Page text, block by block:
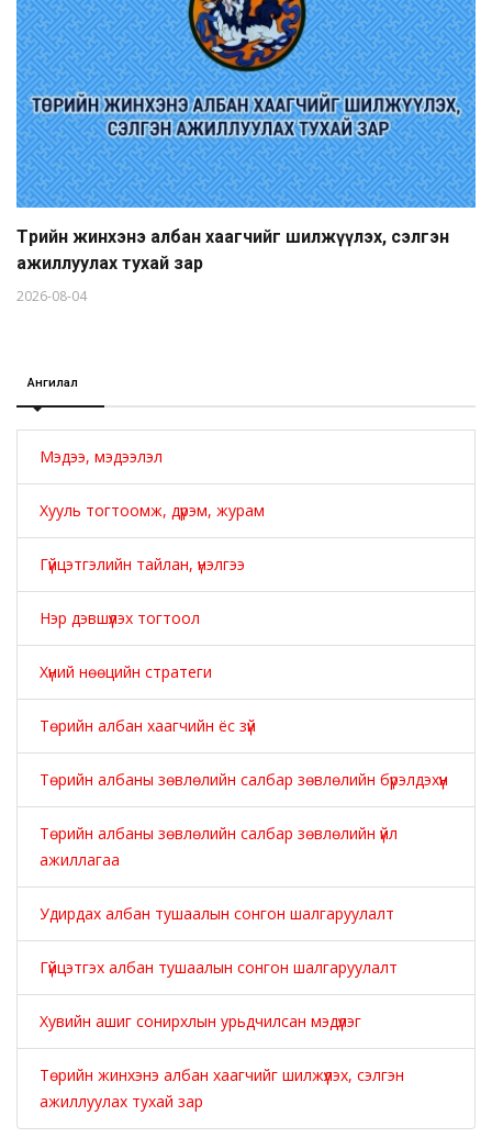
Төрийн жинхэнэ албан хаагчийг шилжүүлэх, сэлгэн
ажиллуулах тухай зар
2026-08-04
Ангилал
Мэдээ, мэдээлэл
Хууль тогтоомж, дүрэм, журам
Гүйцэтгэлийн тайлан, үнэлгээ
Нэр дэвшүүлэх тогтоол
Хүний нөөцийн стратеги
Төрийн албан хаагчийн ёс зүй
Төрийн албаны зөвлөлийн салбар зөвлөлийн бүрэлдэхүүн
Төрийн албаны зөвлөлийн салбар зөвлөлийн үйл
ажиллагаа
Удирдах албан тушаалын сонгон шалгаруулалт
Гүйцэтгэх албан тушаалын сонгон шалгаруулалт
Хувийн ашиг сонирхлын урьдчилсан мэдүүлэг
Төрийн жинхэнэ албан хаагчийг шилжүүлэх, сэлгэн
ажиллуулах тухай зар